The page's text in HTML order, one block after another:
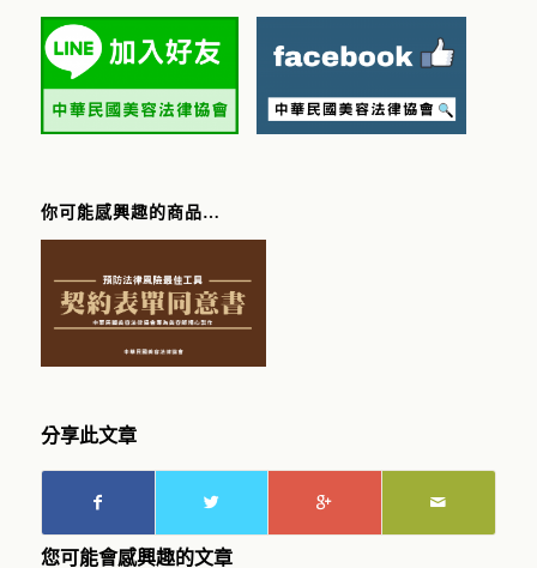
你可能感興趣的商品…
分享此文章
您可能會感興趣的文章